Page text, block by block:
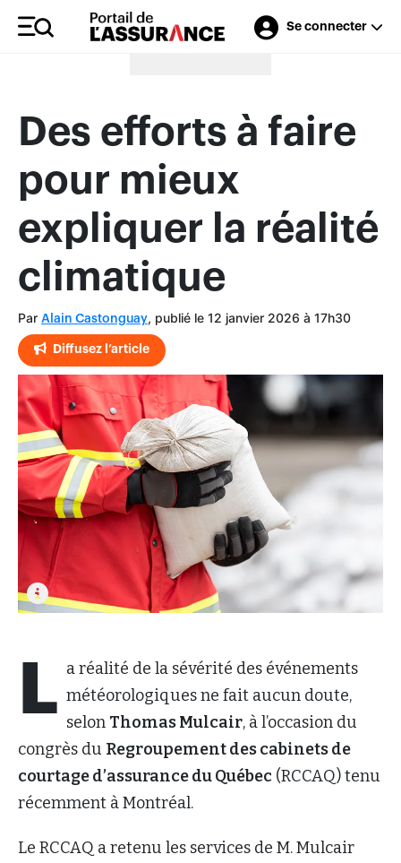
Se connecter
Merci à nos annonceurs
Des efforts à faire
pour mieux
expliquer la réalité
climatique
Par Alain Castonguay, publié le 12 janvier 2026 à 17h30
Diffusez l’article
L a réalité de la sévérité des événements
météorologiques ne fait aucun doute,
selon Thomas Mulcair, à l’occasion du
congrès du Regroupement des cabinets de
courtage d’assurance du Québec (RCCAQ) tenu
récemment à Montréal.
Le RCCAQ a retenu les services de M. Mulcair